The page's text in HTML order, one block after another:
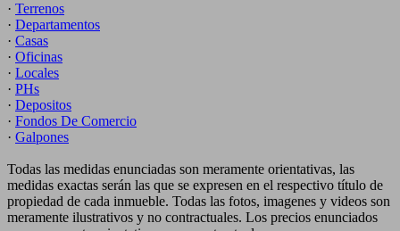
· Terrenos
· Departamentos
· Casas
· Oficinas
· Locales
· PHs
· Depositos
· Fondos De Comercio
· Galpones
Todas las medidas enunciadas son meramente orientativas, las
medidas exactas serán las que se expresen en el respectivo título de
propiedad de cada inmueble. Todas las fotos, imagenes y videos son
meramente ilustrativos y no contractuales. Los precios enunciados